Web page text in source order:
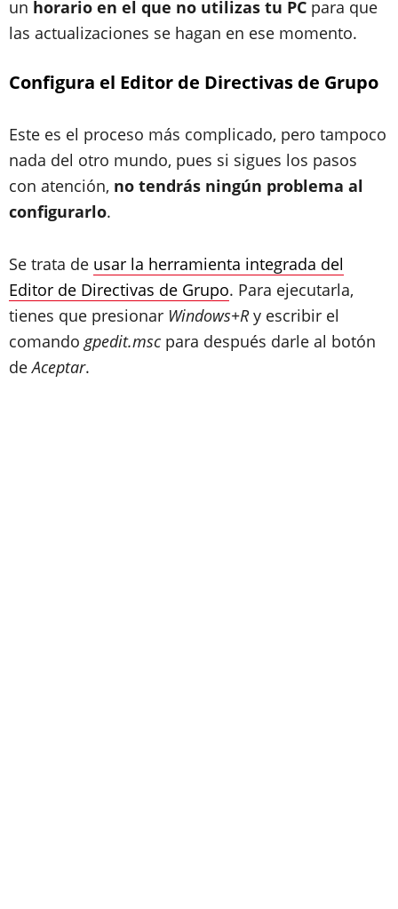
un horario en el que no utilizas tu PC para que
las actualizaciones se hagan en ese momento.
Configura el Editor de Directivas de Grupo
Este es el proceso más complicado, pero tampoco
nada del otro mundo, pues si sigues los pasos
con atención, no tendrás ningún problema al
configurarlo.
Se trata de usar la herramienta integrada del
Editor de Directivas de Grupo. Para ejecutarla,
tienes que presionar Windows+Ry escribir el
comandogpedit.msc para después darle al botón
deAceptar.